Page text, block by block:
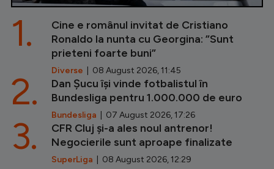
Cine e românul invitat de Cristiano
Ronaldo la nunta cu Georgina: ”Sunt
prieteni foarte buni”
Diverse | 08 August 2026, 11:45
1.
Dan Șucu își vinde fotbalistul în
Bundesliga pentru 1.000.000 de euro
Bundesliga | 07 August 2026, 17:26
2.
CFR Cluj și-a ales noul antrenor!
Negocierile sunt aproape finalizate
SuperLiga | 08 August 2026, 12:29
3.